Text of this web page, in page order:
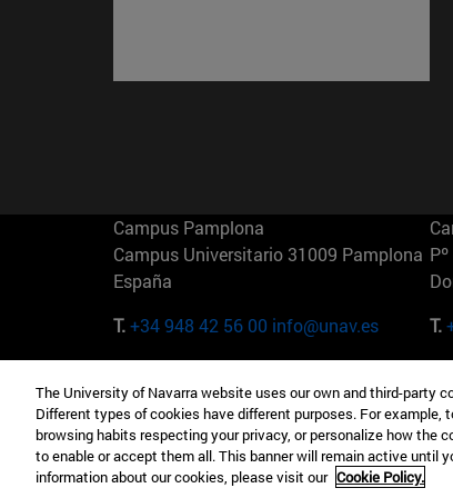
Campus Pamplona
Campus Universitario 31009 Pamplona
España
T.+34 948 42 56 00 info@unav.es
T.
Camino del Cerro Águila 3 28023
Madrid España
T.+34 912 11 30 00
T.
The University of Navarra website uses our own and third-party
Different types of cookies have different purposes. For
browsing habits respecting your privacy, or personalize how the
to enable or accept them all. This banner will remain active until
information about our cookies, please visit our Cookie Policy.